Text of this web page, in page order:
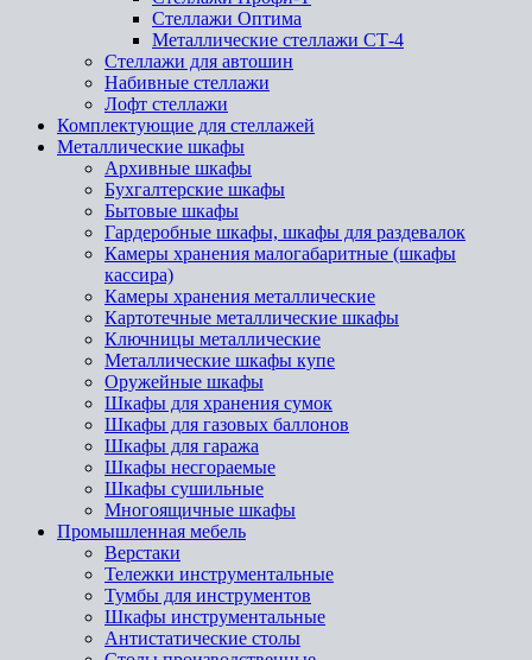
Стеллажи Оптима
Металлические стеллажи СТ-4
Стеллажи для автошин
Набивные стеллажи
Лофт стеллажи
Комплектующие для стеллажей
Металлические шкафы
Архивные шкафы
Бухгалтерские шкафы
Бытовые шкафы
Гардеробные шкафы, шкафы для раздевалок
Камеры хранения малогабаритные (шкафы
кассира)
Камеры хранения металлические
Картотечные металлические шкафы
Ключницы металлические
Металлические шкафы купе
Оружейные шкафы
Шкафы для хранения сумок
Шкафы для газовых баллонов
Шкафы для гаража
Шкафы несгораемые
Шкафы сушильные
Многоящичные шкафы
Промышленная мебель
Верстаки
Тележки инструментальные
Тумбы для инструментов
Шкафы инструментальные
Антистатические столы